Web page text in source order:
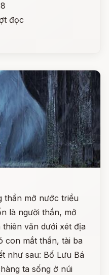
đọc
thần mở nước triều
là người thần, mở
văn dưới xét địa
con mắt thần, tài ba
như sau: Bố Lưu Bá
ta sống ở núi